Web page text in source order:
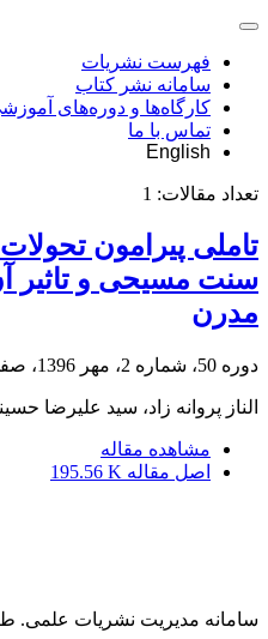
فهرست نشریات
سامانه نشر کتاب
کارگاه‌ها و دوره‌های
تماس با ما
English
تعداد مقالات: 1
تاملی پیرامون
سنت مسیحی و تاثیر
مدرن
دوره 50، شماره 2، مهر 1396، صفحه
الناز پروانه زاد، سید علیرضا
مشاهده مقاله
اصل مقاله 195.56 K
سامانه مدیریت نشریات علمی.